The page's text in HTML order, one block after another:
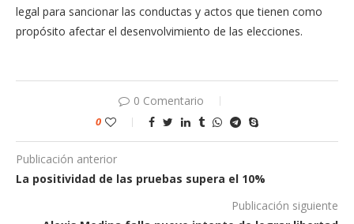
legal para san­cionar las conductas y actos que tienen como
propósito afectar el desenvolvimiento de las elecciones.
0 Comentario
0
Publicación anterior
La positividad de las pruebas supera el 10%
Publicación siguiente